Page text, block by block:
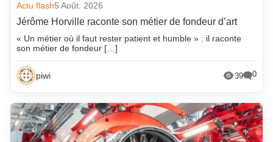
Actu flash5 Août. 2026
Jérôme Horville raconte son métier de fondeur d’art
« Un métier où il faut rester patient et humble » : il raconte
son métier de fondeur […]
piwi 39 0